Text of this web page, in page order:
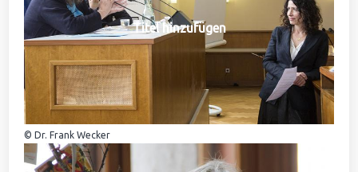
Titel hinzufügen
© Dr. Frank Wecker